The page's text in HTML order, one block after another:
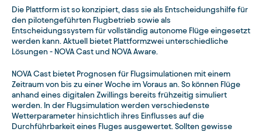
Die Plattform ist so konzipiert, dass sie als Entscheidungshilfe für
den pilotengeführten Flugbetrieb sowie als
Entscheidungssystem für vollständig autonome Flüge eingesetzt
werden kann. Aktuell bietet Plattformzwei unterschiedliche
Lösungen - NOVA Cast und NOVA Aware.
NOVA Cast bietet Prognosen für Flugsimulationen mit einem
Zeitraum von bis zu einer Woche im Voraus an. So können Flüge
anhand eines digitalen Zwillings bereits frühzeitig simuliert
werden. In der Flugsimulation werden verschiedenste
Wetterparameter hinsichtlich ihres Einflusses auf die
Durchführbarkeit eines Fluges ausgewertet. Sollten gewisse